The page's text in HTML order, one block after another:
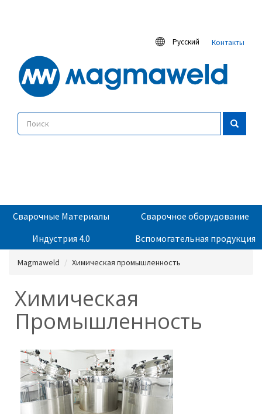
Русский Контакты
Сварочные Материалы
Сварочное оборудование
Индустрия 4.0
Вспомогательная продукция
Magmaweld Химическая промышленность
Химическая
Промышленность